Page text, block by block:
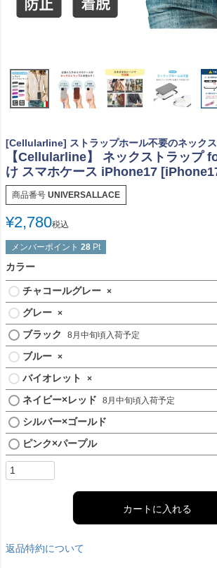
[Cellularline] ストラップホール不要のネック
【Cellularline】 ネックストラップ
け スマホケース iPhone17
商品番号 UNIVERSALLACE
¥2,780税込
メンバーポイント 28 Pt
カラー
チャコールグレー ×
グレー ×
ブラック 8月中旬頃入荷予定
ブルー ×
バイオレット ×
ネイビー×レッド 8月中旬頃入荷予定
シルバー×ゴールド
ピンク×パープル
カートに入れる
返品特約について